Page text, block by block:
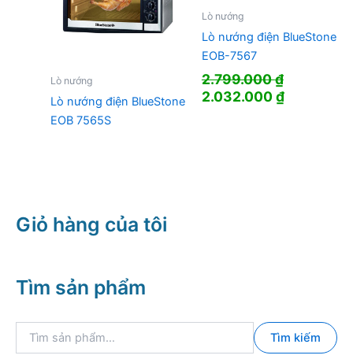
Lò nướng
Lò nướng điện BlueStone
EOB 7565S
Lò nướng
Lò nướng điện BlueStone
EOB-7567
2.799.000₫
Giá
2.032.000₫Giá
Giỏ hàng của tôi
Tìm sản phẩm
Tìm kiếm